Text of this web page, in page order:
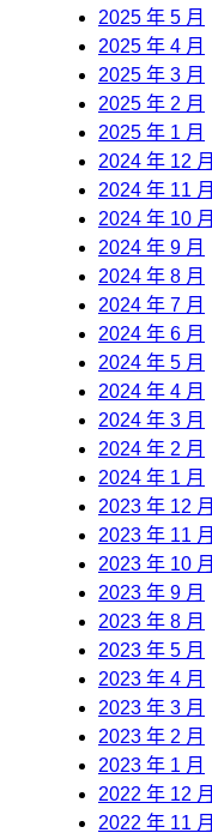
2025 年 5 月
2025 年 4 月
2025 年 3 月
2025 年 2 月
2025 年 1 月
2024 年 12 月
2024 年 11 月
2024 年 10 月
2024 年 9 月
2024 年 8 月
2024 年 7 月
2024 年 6 月
2024 年 5 月
2024 年 4 月
2024 年 3 月
2024 年 2 月
2024 年 1 月
2023 年 12 月
2023 年 11 月
2023 年 10 月
2023 年 9 月
2023 年 8 月
2023 年 5 月
2023 年 4 月
2023 年 3 月
2023 年 2 月
2023 年 1 月
2022 年 12 月
2022 年 11 月